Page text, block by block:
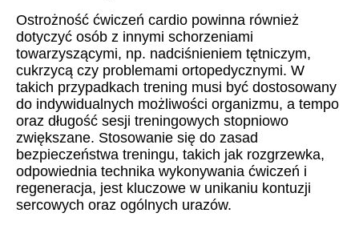
Ostrożność ćwiczeń cardio powinna również
dotyczyć osób z innymi schorzeniami
towarzyszącymi, np. nadciśnieniem tętniczym,
cukrzycą czy problemami ortopedycznymi. W
takich przypadkach trening musi być dostosowany
do indywidualnych możliwości organizmu, a tempo
oraz długość sesji treningowych stopniowo
zwiększane. Stosowanie się do zasad
bezpieczeństwa treningu, takich jak rozgrzewka,
odpowiednia technika wykonywania ćwiczeń i
regeneracja, jest kluczowe w unikaniu kontuzji
sercowych oraz ogólnych urazów.